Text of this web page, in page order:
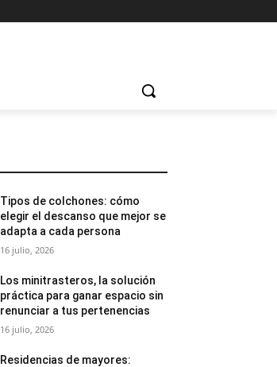
Tipos de colchones: cómo
elegir el descanso que mejor se
adapta a cada persona
16 julio, 2026
Los minitrasteros, la solución
práctica para ganar espacio sin
renunciar a tus pertenencias
16 julio, 2026
Residencias de mayores: